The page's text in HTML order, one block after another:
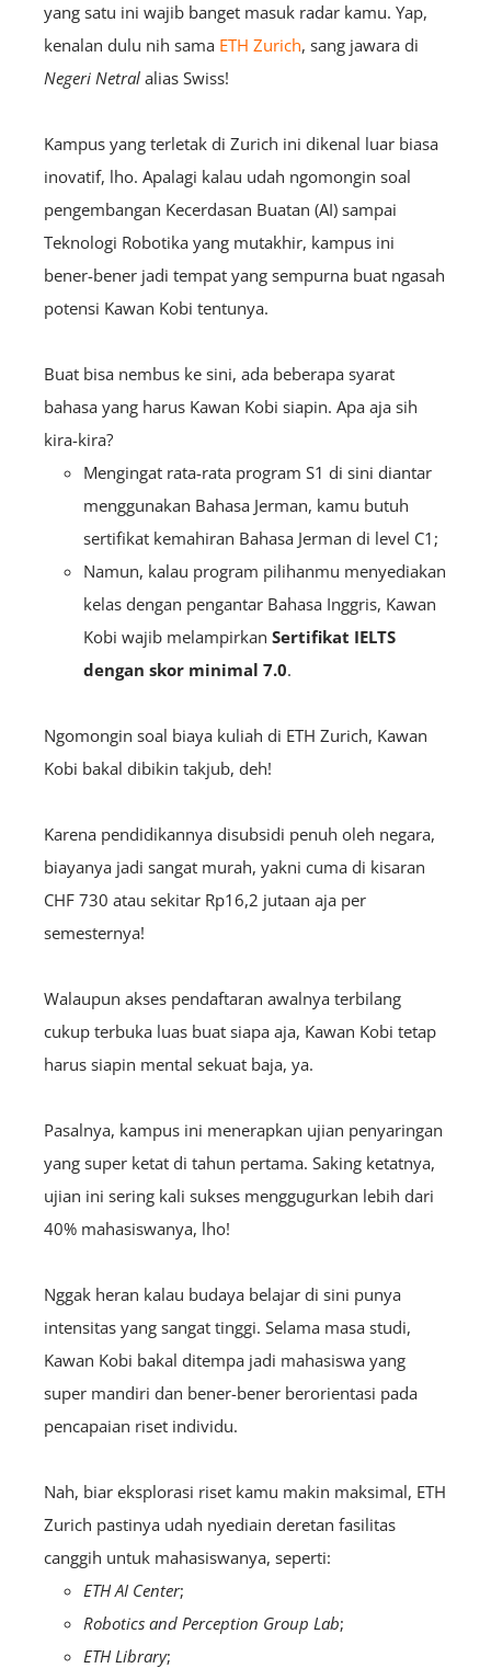
yang satu ini wajib banget masuk radar kamu. Yap,
kenalan dulu nih sama ETH Zurich, sang jawara di
Negeri Netral alias Swiss!
Kampus yang terletak di Zurich ini dikenal luar biasa
inovatif, lho. Apalagi kalau udah ngomongin soal
pengembangan Kecerdasan Buatan (AI) sampai
Teknologi Robotika yang mutakhir, kampus ini
bener-bener jadi tempat yang sempurna buat ngasah
potensi Kawan Kobi tentunya.
Buat bisa nembus ke sini, ada beberapa syarat
bahasa yang harus Kawan Kobi siapin. Apa aja sih
kira-kira?
Mengingat rata-rata program S1 di sini diantar
menggunakan Bahasa Jerman, kamu butuh
sertifikat kemahiran Bahasa Jerman di level C1;
Namun, kalau program pilihanmu menyediakan
kelas dengan pengantar Bahasa Inggris, Kawan
Kobi wajib melampirkan Sertifikat IELTS
dengan skor minimal 7.0.
Ngomongin soal biaya kuliah di ETH Zurich, Kawan
Kobi bakal dibikin takjub, deh!
Karena pendidikannya disubsidi penuh oleh negara,
biayanya jadi sangat murah, yakni cuma di kisaran
CHF 730 atau sekitar Rp16,2 jutaan aja per
semesternya!
Walaupun akses pendaftaran awalnya terbilang
cukup terbuka luas buat siapa aja, Kawan Kobi tetap
harus siapin mental sekuat baja, ya.
Pasalnya, kampus ini menerapkan ujian penyaringan
yang super ketat di tahun pertama. Saking ketatnya,
ujian ini sering kali sukses menggugurkan lebih dari
40% mahasiswanya, lho!
Nggak heran kalau budaya belajar di sini punya
intensitas yang sangat tinggi. Selama masa studi,
Kawan Kobi bakal ditempa jadi mahasiswa yang
super mandiri dan bener-bener berorientasi pada
pencapaian riset individu.
Nah, biar eksplorasi riset kamu makin maksimal, ETH
Zurich pastinya udah nyediain deretan fasilitas
canggih untuk mahasiswanya, seperti:
ETH AI Center;
Robotics and Perception Group Lab;
ETH Library;